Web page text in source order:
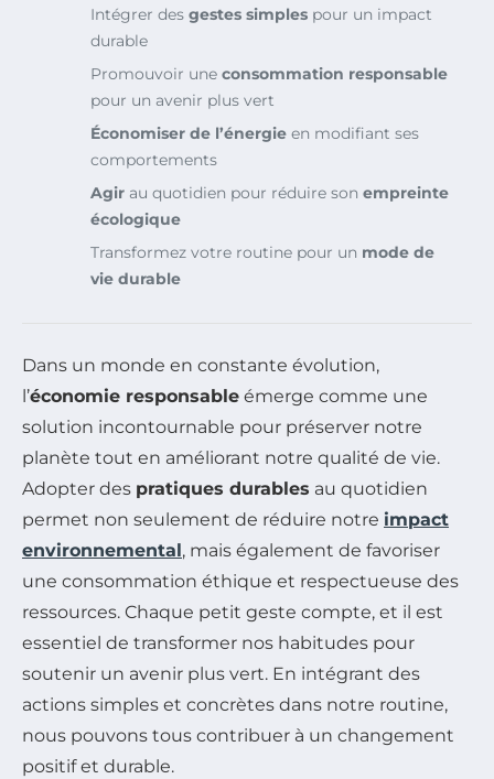
Intégrer des gestes simples pour un impact
durable
Promouvoir une consommation responsable
pour un avenir plus vert
Économiser de l’énergie en modifiant ses
comportements
Agir au quotidien pour réduire son empreinte
écologique
Transformez votre routine pour un mode de
vie durable
Dans un monde en constante évolution,
l’économie responsable émerge comme une
solution incontournable pour préserver notre
planète tout en améliorant notre qualité de vie.
Adopter des pratiques durables au quotidien
permet non seulement de réduire notre impact
environnemental , mais également de favoriser
une consommation éthique et respectueuse des
ressources. Chaque petit geste compte, et il est
essentiel de transformer nos habitudes pour
soutenir un avenir plus vert. En intégrant des
actions simples et concrètes dans notre routine,
nous pouvons tous contribuer à un changement
positif et durable.